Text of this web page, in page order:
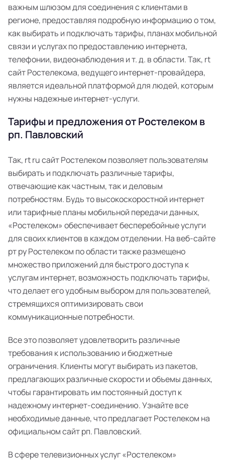
важным шлюзом для соединения с клиентами в
регионе, предоставляя подробную информацию о том,
как выбирать и подключать тарифы, планах мобильной
связи и услугах по предоставлению интернета,
телефонии, видеонаблюдения и т. д. в области. Так, rt
сайт Ростелекома, ведущего интернет-провайдера,
является идеальной платформой для людей, которым
нужны надежные интернет-услуги.
Тарифы и предложения от Ростелеком в
рп. Павловский
Так, rt ru сайт Ростелеком позволяет пользователям
выбирать и подключать различные тарифы,
отвечающие как частным, так и деловым
потребностям. Будь то высокоскоростной интернет
или тарифные планы мобильной передачи данных,
«Ростелеком» обеспечивает бесперебойные услуги
для своих клиентов в каждом отделении. На веб-сайте
рт ру Ростелеком по области также размещено
множество приложений для быстрого доступа к
услугам интернет, возможность подключать тарифы,
что делает его удобным выбором для пользователей,
стремящихся оптимизировать свои
коммуникационные потребности.
Все это позволяет удовлетворить различные
требования к использованию и бюджетные
ограничения. Клиенты могут выбирать из пакетов,
предлагающих различные скорости и объемы данных,
чтобы гарантировать им постоянный доступ к
надежному интернет-соединению. Узнайте все
необходимые данные, что предлагает Ростелеком на
официальном сайт рп. Павловский.
В сфере телевизионных услуг «Ростелеком»